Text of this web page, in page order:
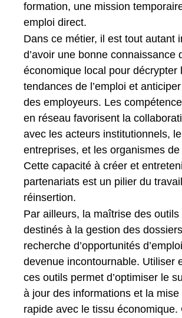
formation, une mission
emploi direct.
Dans ce métier, il est tout autant
d’avoir une bonne connaissance
économique local pour décrypter
tendances de l’emploi et
des employeurs. Les
en réseau favorisent la
avec les acteurs institutionnels,
entreprises, et les organismes
Cette capacité à créer et
partenariats est un pilier du
réinsertion.
Par ailleurs, la maîtrise des
destinés à la gestion des
recherche d’opportunités
devenue incontournable. Utiliser
ces outils permet d’optimiser le
à jour des informations et la mise
rapide avec le tissu économique.